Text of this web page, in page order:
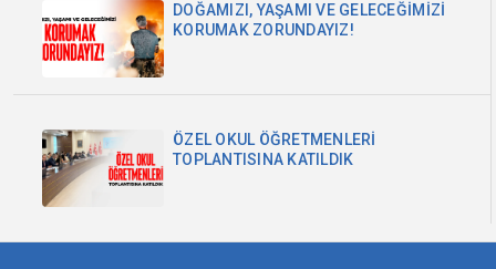
DOĞAMIZI, YAŞAMI VE GELECEĞİMİZİ
KORUMAK ZORUNDAYIZ!
ÖZEL OKUL ÖĞRETMENLERİ
TOPLANTISINA KATILDIK